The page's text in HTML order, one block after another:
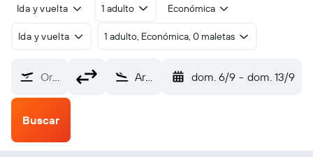
Ida y vuelta 1 adulto Económica
Ida y vuelta 1 adulto, Económica, 0 maletas
Origen Aracati Dragao do Mar (ARX) dom. 6/9 - dom. 13/9
Buscar